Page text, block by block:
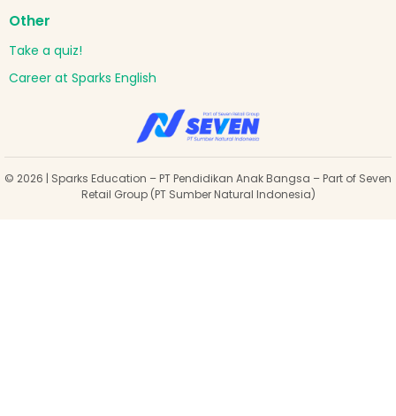
Other
Take a quiz!
Career at Sparks English
© 2026 | Sparks Education – PT Pendidikan Anak Bangsa – Part of Seven
Retail Group (PT Sumber Natural Indonesia)